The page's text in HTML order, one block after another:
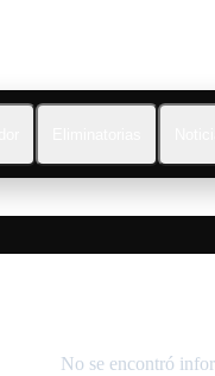
No se encontró